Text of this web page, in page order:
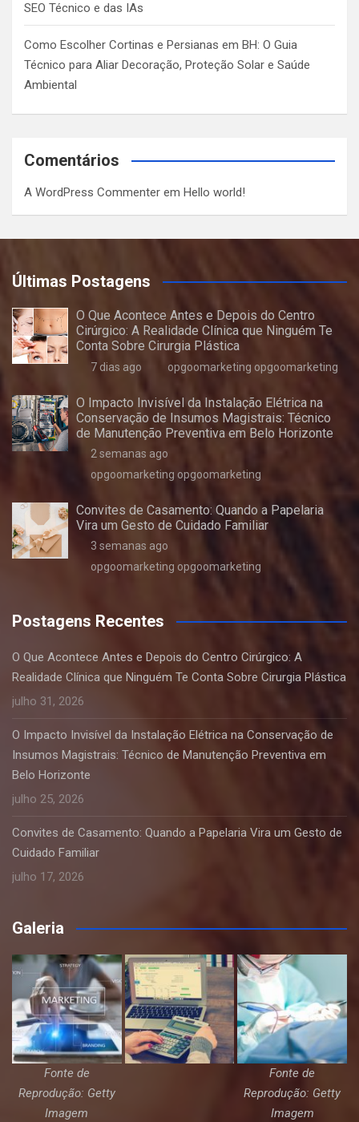
SEO Técnico e das IAs
Como Escolher Cortinas e Persianas em BH: O Guia
Técnico para Aliar Decoração, Proteção Solar e Saúde
Ambiental
Comentários
A WordPress Commenter em Hello world!
Últimas Postagens
O Que Acontece Antes e Depois do Centro
Cirúrgico: A Realidade Clínica que Ninguém Te
Conta Sobre Cirurgia Plástica
7 dias ago opgoomarketing opgoomarketing
O Impacto Invisível da Instalação Elétrica na
Conservação de Insumos Magistrais: Técnico
de Manutenção Preventiva em Belo Horizonte
2 semanas ago
opgoomarketing opgoomarketing
Convites de Casamento: Quando a Papelaria
Vira um Gesto de Cuidado Familiar
3 semanas ago
opgoomarketing opgoomarketing
Postagens Recentes
O Que Acontece Antes e Depois do Centro Cirúrgico: A
Realidade Clínica que Ninguém Te Conta Sobre Cirurgia Plástica
julho 31, 2026
O Impacto Invisível da Instalação Elétrica na Conservação de
Insumos Magistrais: Técnico de Manutenção Preventiva em
Belo Horizonte
julho 25, 2026
Convites de Casamento: Quando a Papelaria Vira um Gesto de
Cuidado Familiar
julho 17, 2026
Galeria
Fonte de
Reprodução: Getty
Imagem
Fonte de
Reprodução: Getty
Imagem